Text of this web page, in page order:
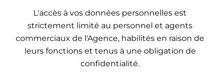
L'accès à vos données personnelles est
strictement limité au personnel et agents
commerciaux de l'Agence, habilités en raison de
leurs fonctions et tenus à une obligation de
confidentialité.